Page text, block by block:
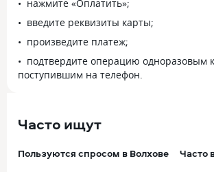
нажмите «Оплатить»;
введите реквизиты карты;
произведите платеж;
подтвердите операцию одноразовым
поступившим на телефон.
Часто ищут
Пользуются спросом в Волхове Часто